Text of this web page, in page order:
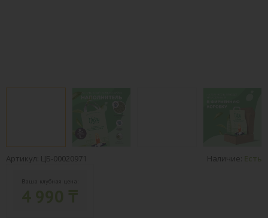
Артикул: ЦБ-00020971 Наличие: Есть
Ваша клубная цена: